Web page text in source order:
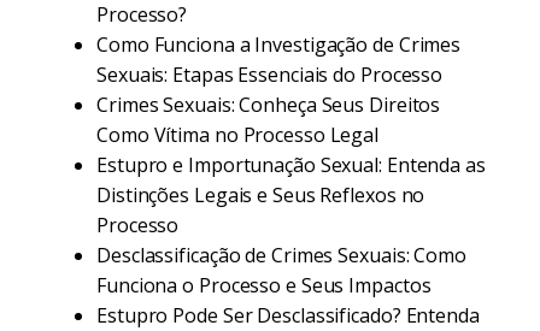
Processo?
Como Funciona a Investigação de Crimes
Sexuais: Etapas Essenciais do Processo
Crimes Sexuais: Conheça Seus Direitos
Como Vítima no Processo Legal
Estupro e Importunação Sexual: Entenda as
Distinções Legais e Seus Reflexos no
Processo
Desclassificação de Crimes Sexuais: Como
Funciona o Processo e Seus Impactos
Estupro Pode Ser Desclassificado? Entenda